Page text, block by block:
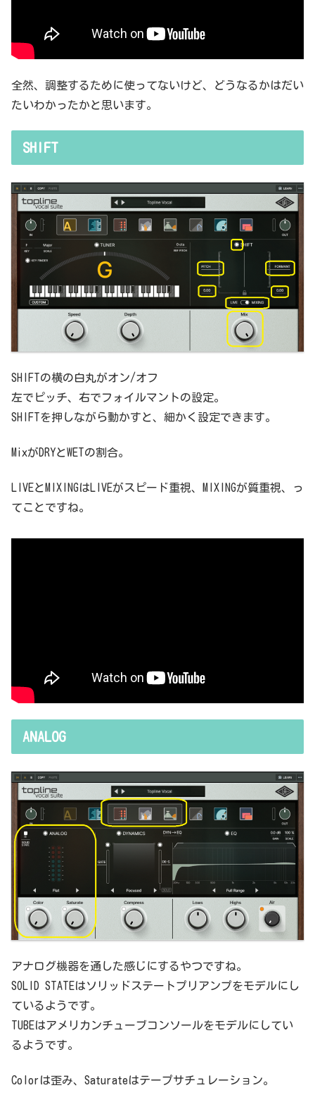
全然、調整するために使ってないけど、どうなるかはだい
たいわかったかと思います。
SHIFT
SHIFTの横の白丸がオン/オフ
左でピッチ、右でフォイルマントの設定。
SHIFTを押しながら動かすと、細かく設定できます。
MixがDRYとWETの割合。
LIVEとMIXINGはLIVEがスピード重視、MIXINGが質重視、っ
てことですね。
ANALOG
アナログ機器を通した感じにするやつですね。
SOLID STATEはソリッドステートプリアンプをモデルにし
ているようです。
TUBEはアメリカンチューブコンソールをモデルにしてい
るようです。
Colorは歪み、Saturateはテープサチュレーション。